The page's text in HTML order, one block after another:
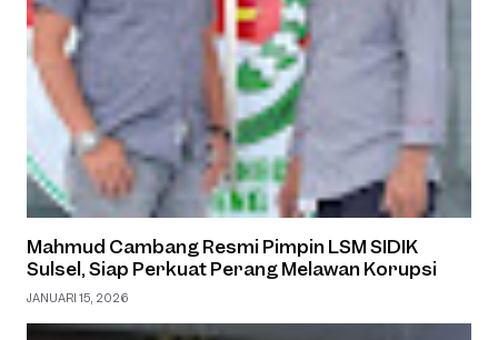
Mahmud Cambang Resmi Pimpin LSM SIDIK
Sulsel, Siap Perkuat Perang Melawan Korupsi
JANUARI 15, 2026